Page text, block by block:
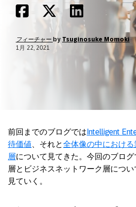
フィーチャー by Tsuginosuke Momoki
1月 22, 2021
前回までのブログでは Intelligent
待価値 、それと全体像の中におけ
層について見てきた。今回のブロ
層とビジネスネットワーク層につ
見ていく。